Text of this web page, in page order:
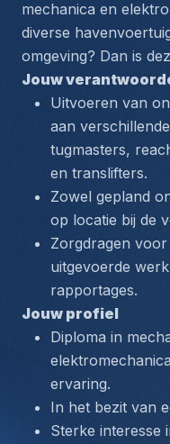
mechanica en
diverse
omgeving? Dan is
Jouw
Uitvoeren van
aan
tugmasters,
en translifters.
Zowel gepland
op locatie bij de
Zorgdragen
uitgevoerde
rapportages.
Jouw profiel
Diploma in
ervaring.
In het bezit van
Sterke interesse